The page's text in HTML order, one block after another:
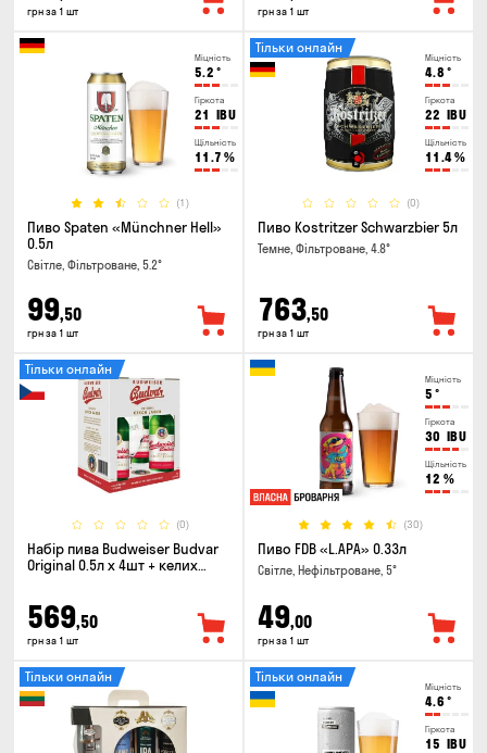
грн за 1 шт грн за 1 шт
Міцність
5.2 °
Гіркота
21 IBU
Щільність
11.7 %
(1)
Пиво Spaten «Münchner Hell»
0.5л
Світле, Фільтроване, 5.2°
99,50
грн за 1 шт
Міцність
4.8 °
Гіркота
22 IBU
Щільність
11.4%
(0)
Тільки онлайн
Пиво Kostritzer Schwarzbier 5л
Темне, Фільтроване, 4.8°
763,50
грн за 1 шт
(0)
Тільки онлайн
Набір пива Budweiser Budvar
Original 0.5л х 4шт + келих
569,50
грн за 1 шт
Міцність
5 °
Гіркота
30 IBU
Щільність
12 %
(30)
Пиво FDB «L.APA» 0.33л
Світле, Нефільтроване, 5°
49,00
грн за 1 шт
Тільки онлайн
Міцність
4.6 °
Гіркота
15 IBU
Тільки онлайн